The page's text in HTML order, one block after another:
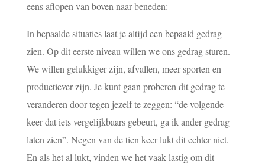
eens aflopen van boven naar beneden:
In bepaalde situaties laat je altijd een bepaald gedrag
zien. Op dit eerste niveau willen we ons gedrag sturen.
We willen gelukkiger zijn, afvallen, meer sporten en
productiever zijn. Je kunt gaan proberen dit gedrag te
veranderen door tegen jezelf te zeggen: “de volgende
keer dat iets vergelijkbaars gebeurt, ga ik ander gedrag
laten zien”. Negen van de tien keer lukt dit echter niet.
En als het al lukt, vinden we het vaak lastig om dit